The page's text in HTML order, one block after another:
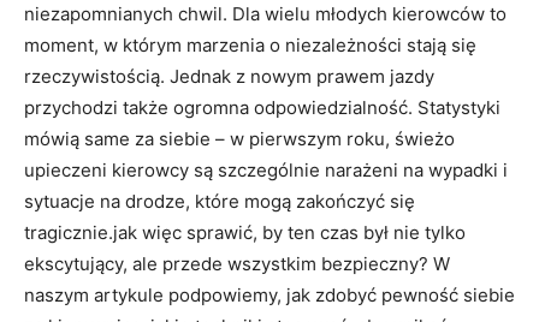
niezapomnianych ‌chwil. Dla wielu ​młodych kierowców to
moment, w ‌którym marzenia o niezależności⁣ stają‍ się⁤
rzeczywistością.‌ Jednak z nowym prawem jazdy
przychodzi także ogromna odpowiedzialność. ‍Statystyki⁣
mówią ‍same za siebie – w pierwszym roku,⁢ świeżo
upieczeni kierowcy⁢ są‍ szczególnie narażeni na wypadki i
⁢sytuacje na ‌drodze, które mogą‌ zakończyć⁣ się
tragicznie.jak więc‍ sprawić, by‍ ten czas był nie‌ tylko⁢
ekscytujący, ale przede wszystkim bezpieczny? W
naszym artykule​ podpowiemy, ⁢jak zdobyć pewność siebie